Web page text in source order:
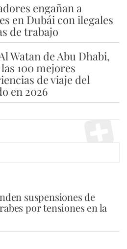
engañan a
en Dubái con ilegales
de trabajo
Watan de Abu Dhabi,
100 mejores
de viaje del
en 2026
suspensiones de
por tensiones en la